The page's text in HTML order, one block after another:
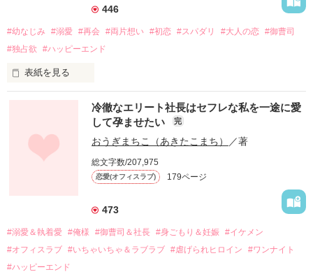
446
#幼なじみ #溺愛 #再会 #両片想い #初恋 #スパダリ #大人の恋 #御曹司
#独占欲
#ハッピーエンド
表紙を見る
幼なじみの哲平に淡い恋心を抱いていた美桜。
しかし、ある出来事をきっかけに二人の関係は壊れてしまう。
関係修復もできないまま、美桜は両親の離婚によって
引っ越すことになり、哲平とも離れ離れになった。
それから約十二年後。
過去の傷から、二度と会いたくないと思っていた哲平に
運命のような再会を果たす。
冷徹なエリート社長はセフレな私を一途に愛
して孕ませたい
完
おうぎまちこ（あきたこまち） ／著
総文字数/207,975
恋愛(オフィスラブ) 179ページ
473
#溺愛＆執着愛 #俺様 #御曹司＆社長 #身ごもり＆妊娠 #イケメン
#オフィスラブ #いちゃいちゃ＆ラブラブ #虐げられヒロイン
#ワンナイト
#ハッピーエンド